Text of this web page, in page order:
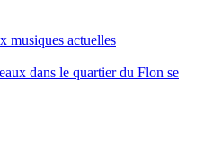
musiques actuelles
dans le quartier du Flon se